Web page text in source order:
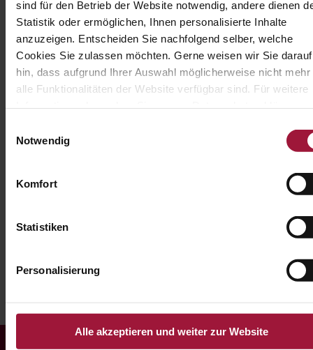
sind für den Betrieb der Website notwendig, andere dienen
Statistik oder ermöglichen, Ihnen personalisierte Inhalte
anzuzeigen. Entscheiden Sie nachfolgend selber, welche
Cookies Sie zulassen möchten. Gerne weisen wir Sie darauf
hin, dass aufgrund Ihrer Auswahl möglicherweise nicht mehr
alle Funktionalitäten der Website verfügbar sind. Für weitere
Notwendig
Komfort
Statistiken
Personalisierung
Alle akzeptieren und weiter zur Website
und wir senden dir
jede Woche
unseren aktuellen
Menüplan.
SA
Gerichte auch zum
Gratis WLAN